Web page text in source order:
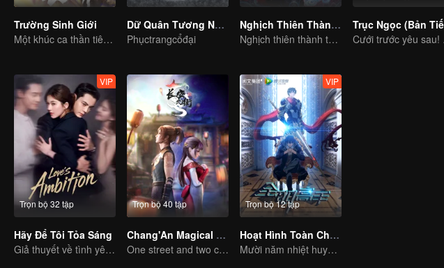
Trường Sinh Giới
Một khúc ca thần tiên, đầy máu và nước mắt
Dữ Quân Tương Nhẫn
Phụctrangcổđại
Nghịch Thiên Thành Tiên (Bản Tiếng Thái)
Nghịch thiên thành thần chẳng có gì lạ
Trọn bộ 32 tập
VIP
Hãy Để Tôi Tỏa Sáng
Giả thuyết về tình yêu đích thực của Triệu Lộ Tư và Trần Vỹ Đình
Trọn bộ 40 tập
Chang'An Magical Street
One street and two circles, alternating day and night.
Trọn bộ 12 tập
VIP
Hoạt Hình Toàn Chức Cao Thủ
Mười năm nhiệt huyết viết nên huy hoàng của game thể thao điện tử